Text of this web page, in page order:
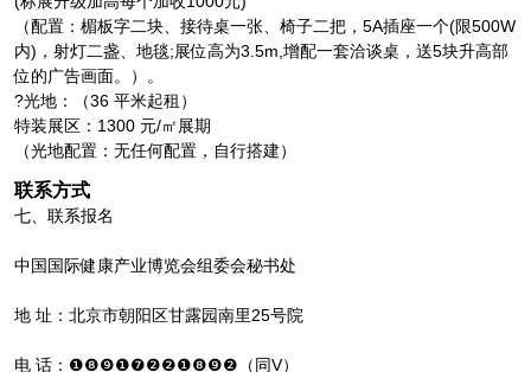
（配置：楣板字二块、接待桌一张、椅子二把，5A插座一个(限500W
内)，射灯二盏、地毯;展位高为3.5m,增配一套洽谈桌，送5块升高部
位的广告画面。）。
?光地：（36 平米起租）
特装展区：1300 元/㎡展期
（光地配置：无任何配置，自行搭建）
联系方式
七、联系报名
中国国际健康产业博览会组委会秘书处
地 址：北京市朝阳区甘露园南里25号院
电 话：❶❽❾❶❼❷❷❶❽❾❷（同V）